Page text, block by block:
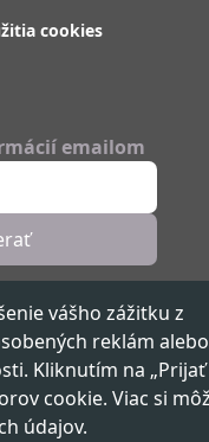
vášho zážitku z
reklám alebo
Kliknutím na „Prijať
cookie. Viac si
údajov.
cookies
emailom
nás
©2026 Všetky práva vyhradené
člen skupiny